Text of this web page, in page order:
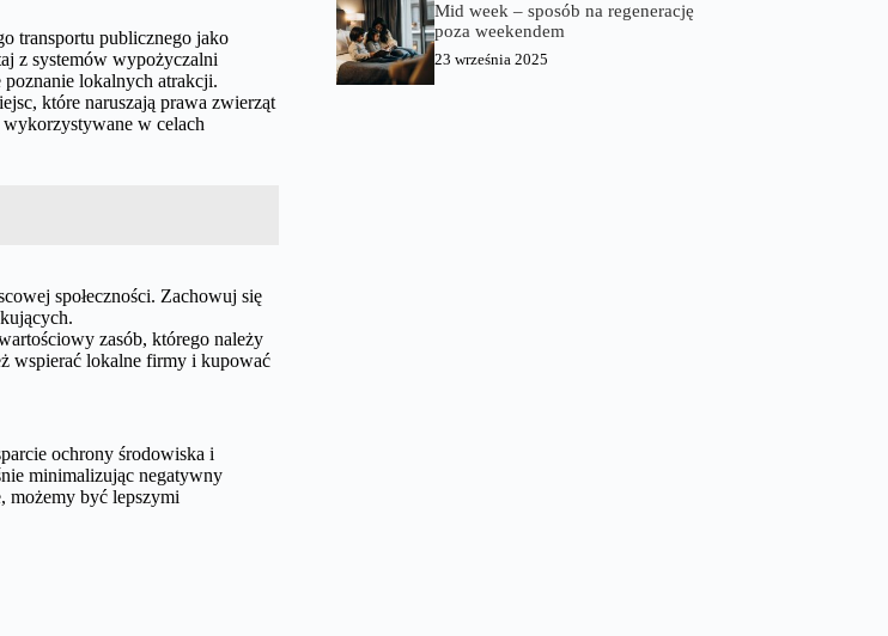
transportu publicznego jako
z systemów wypożyczalni
lokalnych atrakcji.
które naruszają prawa zwierząt
w celach
społeczności. Zachowuj się
zasób, którego należy
wspierać lokalne firmy i kupować
ochrony środowiska i
minimalizując negatywny
możemy być lepszymi
Mid week – sposób na regenerację
poza weekendem
23 września 2025